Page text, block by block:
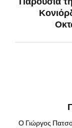
Ο Γιώργος